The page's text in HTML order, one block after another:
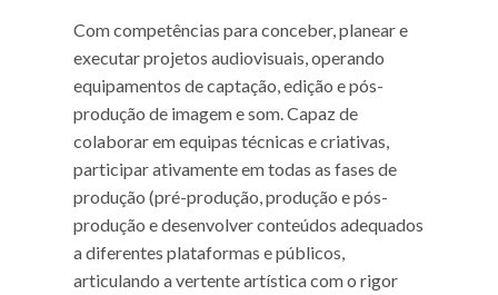
Com competências para conceber, planear e
executar projetos audiovisuais, operando
equipamentos de captação, edição e pós-
produção de imagem e som. Capaz de
colaborar em equipas técnicas e criativas,
participar ativamente em todas as fases de
produção (pré-produção, produção e pós-
produção e desenvolver conteúdos adequados
a diferentes plataformas e públicos,
articulando a vertente artística com o rigor